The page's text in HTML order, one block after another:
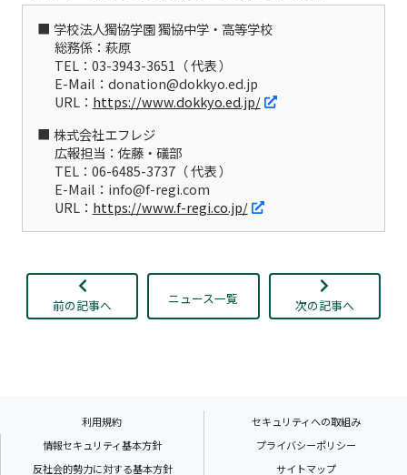
学校法人獨協学園 獨協中学・高等学校
総務係：萩原
TEL：03-3943-3651（ 代表 ）
E-Mail：donation@dokkyo.ed.jp
URL： https://www.dokkyo.ed.jp/
株式会社エフレジ
広報担当：佐藤・礒部
TEL：06-6485-3737（ 代表 ）
E-Mail：info@f-regi.com
URL： https://www.f-regi.co.jp/
前の記事へ ニュース一覧 次の記事へ
利用規約
セキュリティへの取組み
情報セキュリティ基本方針
プライバシーポリシー
反社会的勢力に対する基本方針
サイトマップ